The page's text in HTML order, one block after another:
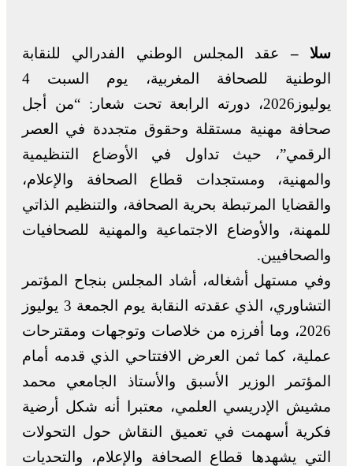
سلا –عقد المجلس الوطني الفدرالي للنقابة
الوطنية للصحافة المغربية، يوم السبت 4
يوليوز2026، دورته الرابعة تحت شعار: “من أجل
صحافة مهنية مستقلة وحقوق متجددة في العصر
الرقمي”، حيث تداول في الأوضاع التنظيمية
والمهنية، ومستجدات قطاع الصحافة والإعلام،
والقضايا المرتبطة بحرية الصحافة، والتنظيم الذاتي
للمهنة، والأوضاع الاجتماعية والمهنية للصحافيات
والصحافيين.
وفي مستهل أشغاله، أشاد المجلس بنجاح المؤتمر
التشاوري، الذي عقدته النقابة يوم الجمعة 3 يوليوز
2026، وما أفرزه من خلاصات وتوجهات ومقترحات
عملية، كما ثمن العرض الافتتاحي الذي قدمه أمام
المؤتمر الوزير الأسبق والأستاذ الجامعي محمد
مشيش الإدريسي العلمي، معتبرا أنه شكل أرضية
فكرية أسهمت في تعميق النقاش حول التحولات
التي يشهدها قطاع الصحافة والإعلام، والتحديات